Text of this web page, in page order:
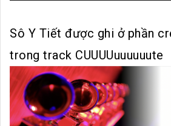
Sô Y Tiết được ghi ở phần
trong track CUUUUuuuuuute